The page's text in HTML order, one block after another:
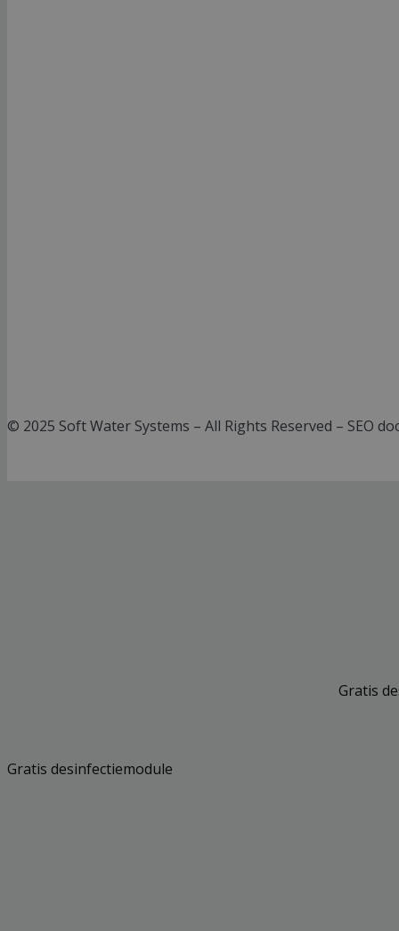
© 2025 Soft Water Systems – All Rights Reserved – SEO
Gratis
Gratis desinfectiemodule